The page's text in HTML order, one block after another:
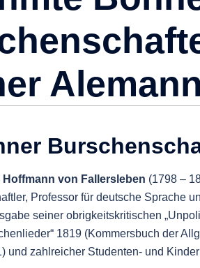
von Fallersleben (1798 –
Professor für deutsche Sprache
seiner obrigkeitskritischen
1819 (Kommersbuch der
und zahlreicher Studenten- und